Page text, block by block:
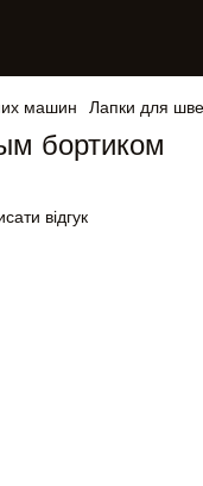
машин Лапки для
бортиком
відгук